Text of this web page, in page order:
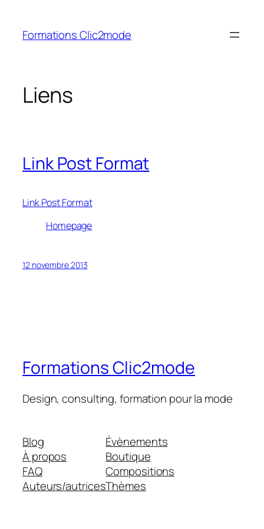
contenu
Formations Clic2mode
Liens
Link Post Format
Link Post Format
Homepage
12 novembre 2013
Formations Clic2mode
Design, consulting, formation pour la mode
Blog
À propos
FAQ
Auteurs/autrices
Évènements
Boutique
Compositions
Thèmes